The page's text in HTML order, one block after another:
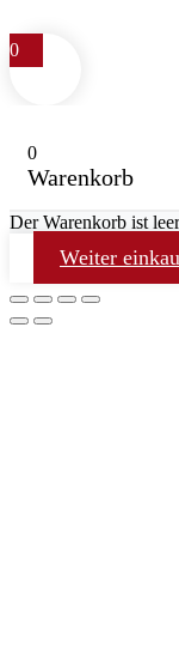
0
0
Warenkorb
Der Warenkorb ist
Weiter